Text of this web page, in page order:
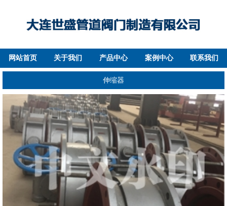
网站首页 关于我们 产品中心 案例中心 联系我们
伸缩器